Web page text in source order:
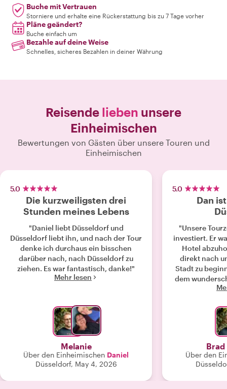
Buche mit Vertrauen
Storniere und erhalte eine Rückerstattung bis zu 7 Tage vorher
Pläne geändert?
Buche einfach um
Bezahle auf deine Weise
Schnelles, sicheres Bezahlen in deiner Währung
Reisende lieben unsere
Einheimischen
Bewertungen von Gästen über unsere Touren und
Einheimischen
5.0
Die kurzweiligsten drei
Stunden meines Lebens
"Daniel liebt Düsseldorf und
Düsseldorf liebt ihn, und nach der Tour
denke ich durchaus ein bisschen
darüber nach, nach Düsseldorf zu
ziehen. Es war fantastisch, danke!"
Mehr lesen
Melanie
Über den Einheimischen Daniel
Düsseldorf, May 4, 2026
5.0
Dan
"Unsere
investiert. Er
Hotel
direkt nach
Stadt zu
dem
unser
begann, uns
jedem der
geben, die
Nachdem wir
separate
sahen wir
Brad
Über den